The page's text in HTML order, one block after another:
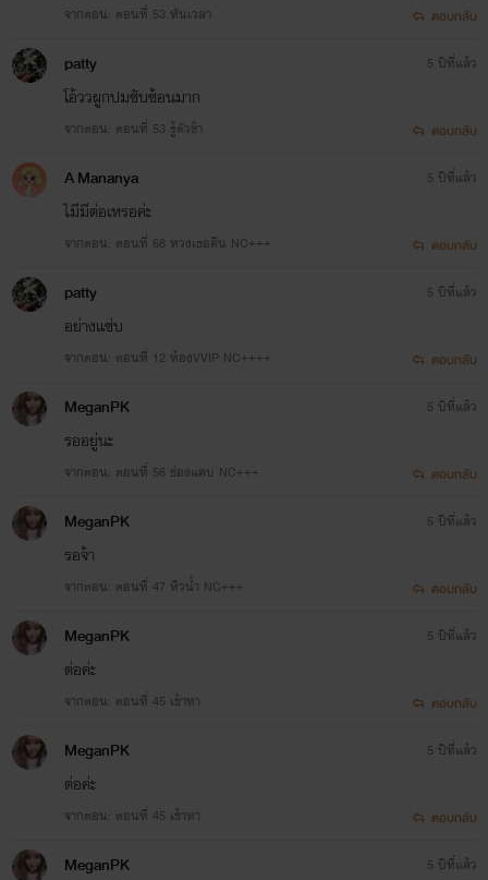
จากตอน: ตอนที่ 53 ทันเวลา ตอบกลับ
patty
โอ้ววผูกปมซับซ้อนมาก
จากตอน: ตอนที่ 53 รู้ตัวช้า
5 ปีที่แล้ว
ตอบกลับ
A Mananya
ไมีมีต่อเหรอค่ะ
จากตอน: ตอนที่ 68 ทวงเธอคืน NC+++
5 ปีที่แล้ว
ตอบกลับ
patty
อย่างแซ่บ
จากตอน: ตอนที่ 12 ห้องVVIP NC++++
5 ปีที่แล้ว
ตอบกลับ
MeganPK
รออยู่นะ
จากตอน: ตอนที่ 56 ช่องแคบ NC+++
5 ปีที่แล้ว
ตอบกลับ
MeganPK
รอจ้า
จากตอน: ตอนที่ 47 หิวน้ำ NC+++
5 ปีที่แล้ว
ตอบกลับ
MeganPK
ต่อค่ะ
จากตอน: ตอนที่ 45 เข้าหา
5 ปีที่แล้ว
ตอบกลับ
MeganPK
ต่อค่ะ
จากตอน: ตอนที่ 45 เข้าหา
5 ปีที่แล้ว
ตอบกลับ
MeganPK 5 ปีที่แล้ว